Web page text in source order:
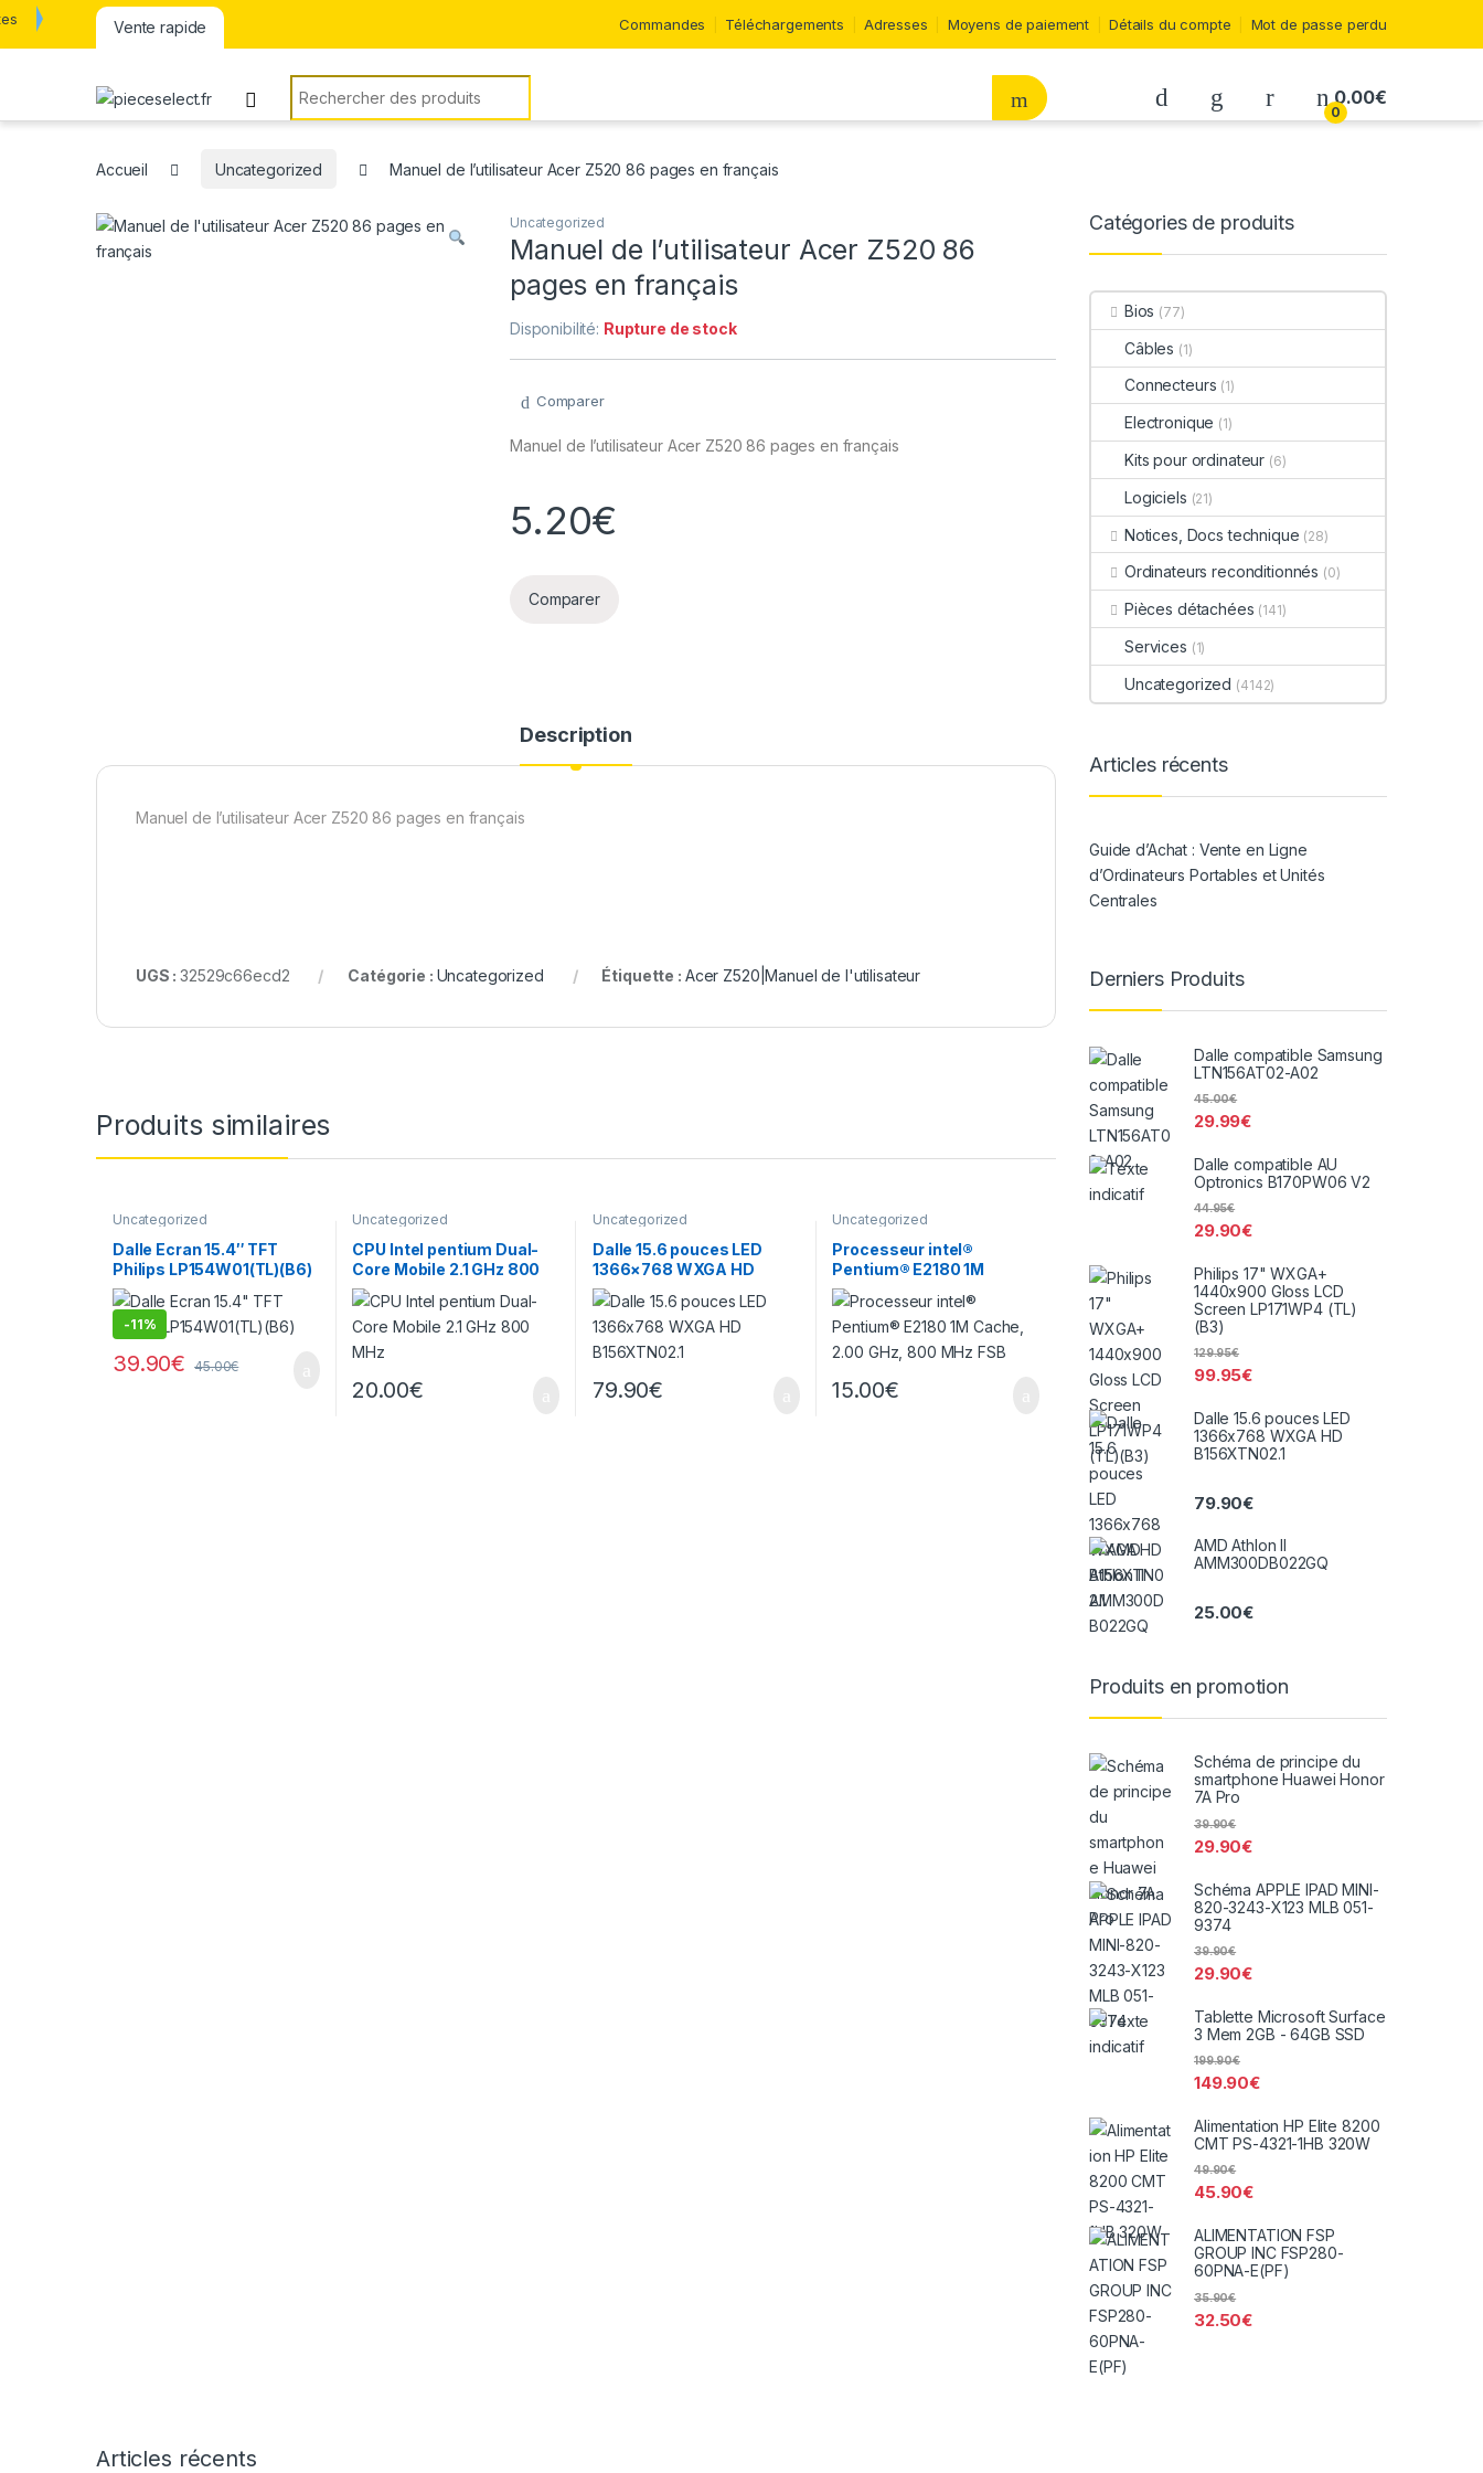
Vente rapide Commandes Téléchargements Adresses Moyens de paiement Détails du compte Mot de passe perdu
Rechercher:
0
0.00€
Accueil Uncategorized Manuel de l’utilisateur Acer Z520 86 pages en français
Uncategorized
Manuel de l’utilisateur Acer Z520 86
pages en français
Disponibilité: Rupture de stock
Comparer
Manuel de l’utilisateur Acer Z520 86 pages en français
5.20€
Comparer
Description
Manuel de l’utilisateur Acer Z520 86 pages en français
UGS :32529c66ecd2 Catégorie : Uncategorized Étiquette : Acer Z520|Manuel de l'utilisateur
Produits similaires
Uncategorized
Dalle Ecran 15.4″ TFT
Philips LP154W01(TL)(B6​)
-11%
39.90€ 45.00€
Uncategorized
CPU Intel pentium Dual-
Core Mobile 2.1 GHz 800
MHz
20.00€
Uncategorized
Dalle 15.6 pouces LED
1366×768 WXGA HD
B156XTN02.1
79.90€
Uncategorized
Processeur intel®
Pentium® E2180 1M
Cache, 2.00 GHz, 800
MHz FSB
15.00€
Catégories de produits
Bios (77)
Câbles (1)
Connecteurs (1)
Electronique (1)
Kits pour ordinateur (6)
Logiciels (21)
Notices, Docs technique (28)
Ordinateurs reconditionnés (0)
Pièces détachées (141)
Services (1)
Uncategorized (4142)
Articles récents
Guide d’Achat : Vente en Ligne
d’Ordinateurs Portables et Unités
Centrales
Derniers Produits
Dalle compatible Samsung
LTN156AT02-A02
29.99€
45.00€
Dalle compatible AU
Optronics B170PW06 V2
29.90€
44.95€
Philips 17" WXGA+
1440x900 Gloss LCD
Screen LP171WP4 (TL)
(B3)
99.95€
129.95€
Dalle 15.6 pouces LED
1366x768 WXGA HD
B156XTN02.1
79.90€
AMD Athlon II
AMM300DB022GQ
25.00€
Produits en promotion
Schéma de principe du
smartphone Huawei Honor
7A Pro
29.90€
39.90€
Schéma APPLE IPAD MINI-
820-3243-X123 MLB 051-
9374
29.90€
39.90€
Tablette Microsoft Surface
3 Mem 2GB - 64GB SSD
149.90€
199.90€
Alimentation HP Elite 8200
CMT PS-4321-1HB 320W
45.90€
49.90€
ALIMENTATION FSP
GROUP INC FSP280-
60PNA-E(PF)
32.50€
35.90€
Articles récents